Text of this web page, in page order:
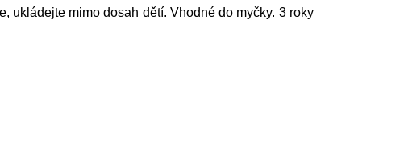
ukládejte mimo dosah dětí. Vhodné do myčky. 3 roky